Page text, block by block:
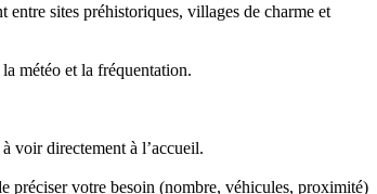
sites préhistoriques, villages de charme et
météo et la fréquentation.
voir directement à l’accueil.
préciser votre besoin (nombre, véhicules, proximité)